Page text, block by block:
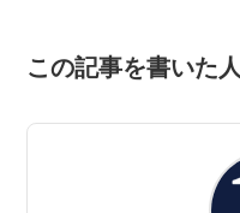
この記事を書いた人